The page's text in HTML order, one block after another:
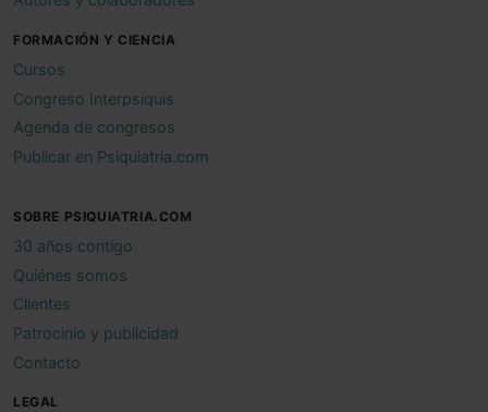
FORMACIÓN Y CIENCIA
Cursos
Congreso Interpsiquis
Agenda de congresos
Publicar en Psiquiatria.com
SOBRE PSIQUIATRIA.COM
30 años contigo
Quiénes somos
Clientes
Patrocinio y publicidad
Contacto
LEGAL